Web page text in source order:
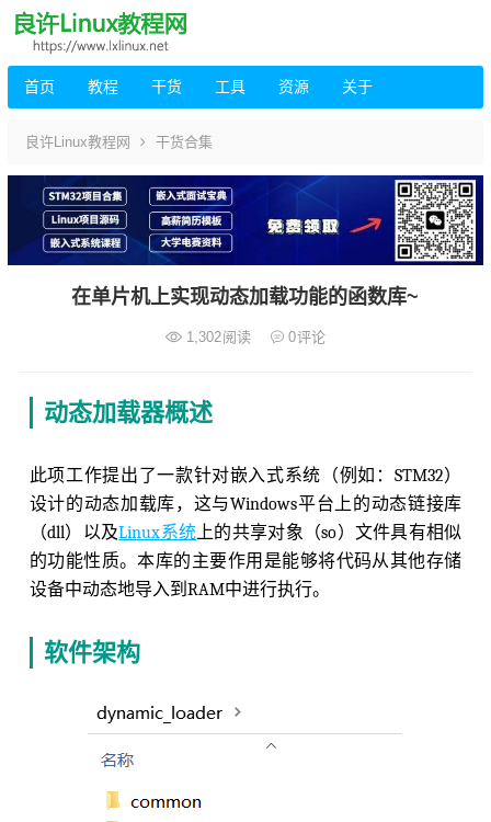
首页 教程 干货 工具 资源 关于
良许Linux教程网 干货合集
在单片机上实现动态加载功能的函数库~
1,302阅读 0评论
动态加载器概述
此项工作提出了一款针对嵌入式系统（例如：STM32）
设计的动态加载库，这与Windows平台上的动态链接库
（dll）以及Linux系统上的共享对象（so）文件具有相似
的功能性质。本库的主要作用是能够将代码从其他存储
设备中动态地导入到RAM中进行执行。
软件架构